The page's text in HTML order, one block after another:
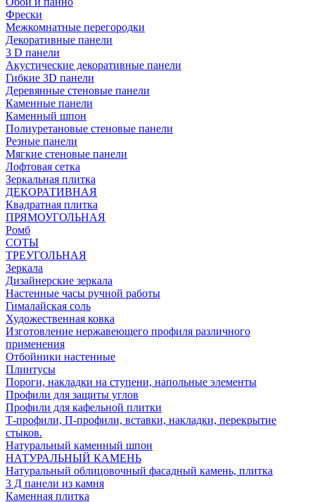
Фрески
Межкомнатные перегородки
Декоративные панели
3 D панели
Акустические декоративные панели
Гибкие 3D панели
Деревянные стеновые панели
Каменные панели
Каменный шпон
Полиуретановые стеновые панели
Резные панели
Мягкие стеновые панели
Лофтовая сетка
Зеркальная плитка
ДЕКОРАТИВНАЯ
Квадратная плитка
ПРЯМОУГОЛЬНАЯ
Ромб
СОТЫ
ТРЕУГОЛЬНАЯ
Зеркала
Дизайнерские зеркала
Настенные часы ручной работы
Гималайская соль
Художественная ковка
Изготовление нержавеющего профиля различного
применения
Отбойники настенные
Плинтусы
Пороги, накладки на ступени, напольные элементы
Профили для защиты углов
Профили для кафельной плитки
Т-профили, П-профили, вставки, накладки, перекрытие
стыков.
Натуральный каменный шпон
НАТУРАЛЬНЫЙ КАМЕНЬ
Натуральный облицовочный фасадный камень, плитка
3 Д панели из камня
Каменная плитка